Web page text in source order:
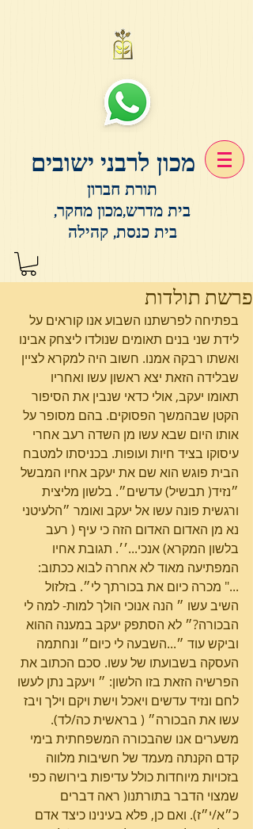
מכון לרבני ישובים
תורת חברון
בית מדרש,מכון מחקר,
בית כנסת, קהילה
פרשת תולדות
בפתיחה לפרשתנו השבוע אנו קוראים על
לידת שני בנים תאומים שנולדו ליצחק אבינו
ואשתו רבקה אמנו. חשוב היה למקרא לציין
שבלידה הזאת יצא ראשון עשו ואחריו
תאומו יעקב, אולי כדאי שנבין את הסיפור
הקטן שבהמשך הפסוקים. בהם מסופר על
אותו היום שבא עשו מן השדה רעב אחרי
עיסוקו בציד חיות ועופות. בכניסתו למטבח
הבית פוגש הוא שם את יעקב אחיו המבשל
״נזיד( תבשיל) עדשים״. בלשון מליצית
ורגשית פונה עשו אל יעקב ואומר ״הלעיטני
נא מן האדום האדום הזה כי עיף ( רעב
בלשון המקרא) אנכי...׳׳. תגובת אחיו
המפתיעה מאוד לא אחרה לבוא ככתוב:
..." מכרה כיום את בכורתך לי״. בזלזול
השיב עשו ״ הנה אנוכי הולך למות- למה לי
הבכורה?״ לא הסתפק יעקב במענה ההוא
וביקש עוד ״...השבעה לי כיום״ ונחתמה
העסקה בשבועתו של עשו. סכם הכתוב את
הפרשיה הזאת בזו הלשון: ״ ויעקב נתן לעשו
לחם ונזיד עדשים ויאכל וישת ויקם וילך ויבז
עשו את הבכורה״ ( בראשית כה/לד).
משערים אנו שהבכורה המשפחתית בימי
קדם הקנתה מעמד של חשיבות מלווה
בזכויות מיוחדות כולל עדיפות בירושה כפי
שמצוי הדבר בתורתנו( ראה דברים
כ״א/י״ז). ואם כן, פלא בעינינו כיצד אדם